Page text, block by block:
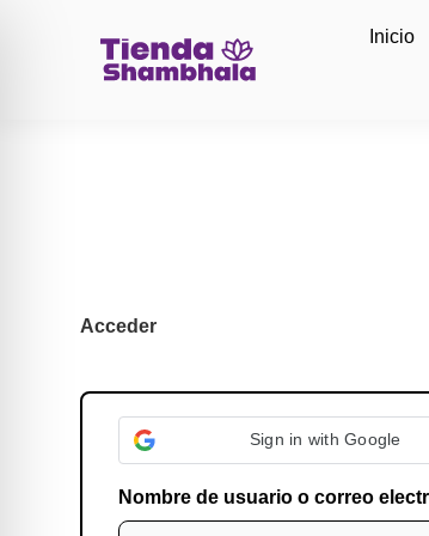
Inicio
Acceder
Sign in with Google
Nombre de usuario o correo